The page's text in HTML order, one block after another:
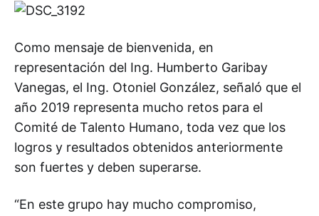
Como mensaje de bienvenida, en
representación del Ing. Humberto Garibay
Vanegas, el Ing. Otoniel González, señaló que el
año 2019 representa mucho retos para el
Comité de Talento Humano, toda vez que los
logros y resultados obtenidos anteriormente
son fuertes y deben superarse.
“En este grupo hay mucho compromiso,